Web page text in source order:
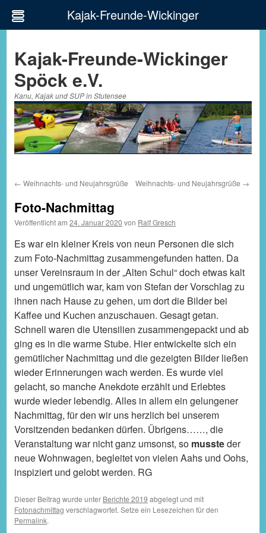
springen
Kajak-Freunde-Wickinger
Spöck e.V.
Kanu, Kajak und SUP in Stutensee
← Weihnachts- und Neujahrsgrüße Weihnachts- und Neujahrsgrüße →
Foto-Nachmittag
Veröffentlicht am 24. Januar 2020 von Ralf Gresch
Es war ein kleiner Kreis von neun Personen die sich
zum Foto-Nachmittag zusammengefunden hatten. Da
unser Vereinsraum in der „Alten Schul“ doch etwas kalt
und ungemütlich war, kam von Stefan der Vorschlag zu
ihnen nach Hause zu gehen, um dort die Bilder bei
Kaffee und Kuchen anzuschauen. Gesagt getan.
Schnell waren die Utensilien zusammengepackt und ab
ging es in die warme Stube. Hier entwickelte sich ein
gemütlicher Nachmittag und die gezeigten Bilder ließen
wieder Erinnerungen wach werden. Es wurde viel
gelacht, so manche Anekdote erzählt und Erlebtes
wurde wieder lebendig. Alles in allem ein gelungener
Nachmittag, für den wir uns herzlich bei unserem
Vorsitzenden bedanken dürfen. Übrigens……, die
Veranstaltung war nicht ganz umsonst, so mussteder
neue Wohnwagen, begleitet von vielen Aahs und Oohs,
inspiziert und gelobt werden. RG
Dieser Beitrag wurde unter Berichte 2019 abgelegt und mit
Fotonachmittag verschlagwortet. Setze ein Lesezeichen für den
Permalink.
Kajak-Freunde-Wickinger